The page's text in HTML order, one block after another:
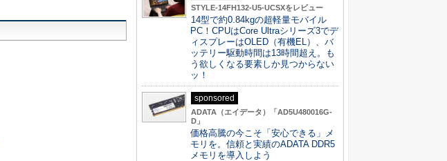
STYLE-14FH132-U5-UCSXをレビュー
14型で約0.84kgの超軽量モバイル
PC！CPUはCore Ultraシリーズ3でデ
ィスプレーはOLED（有機EL）、バ
ッテリー駆動時間は13時間超え。も
う欲しくなる要素しか見つからない
ッ！
sponsored
ADATA（エイデータ）「AD5U480016G-
D」
価格高騰の今こそ「安心できる」メ
モリを。信頼と実績のADATA DDR5
メモリを導入しよう